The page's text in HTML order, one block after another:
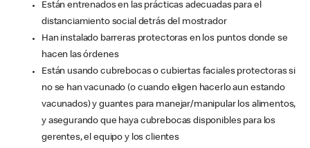
Están entrenados en las prácticas adecuadas para el
distanciamiento social detrás del mostrador
Han instalado barreras protectoras en los puntos donde se
hacen las órdenes
Están usando cubrebocas o cubiertas faciales protectoras si
no se han vacunado (o cuando eligen hacerlo aun estando
vacunados) y guantes para manejar/manipular los alimentos,
y asegurando que haya cubrebocas disponibles para los
gerentes, el equipo y los clientes